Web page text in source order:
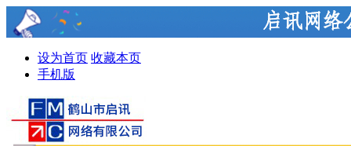
设为首页 收藏本页
手机版